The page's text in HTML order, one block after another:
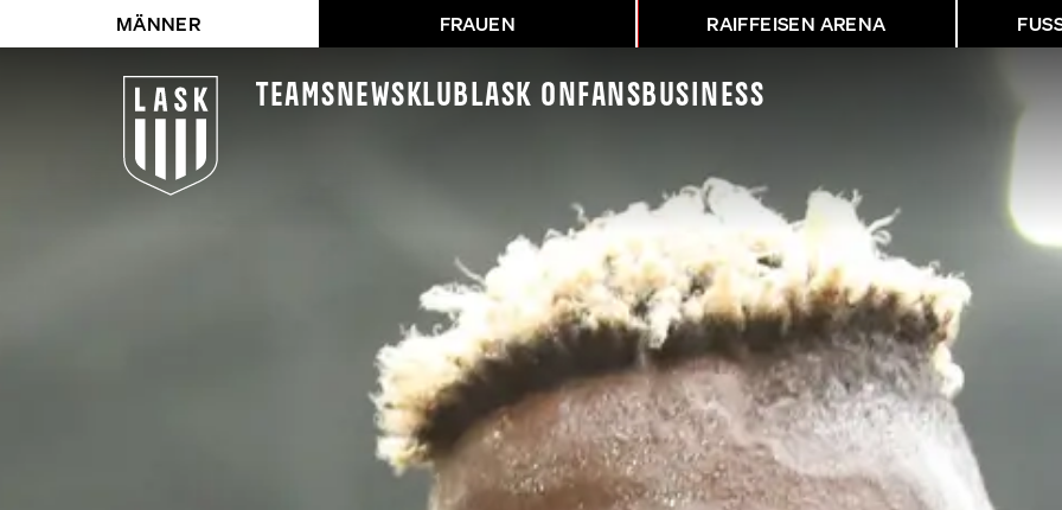
MÄNNER FRAUEN RAIFFEISEN ARENA
Teams News Klub LASK On Fans Business